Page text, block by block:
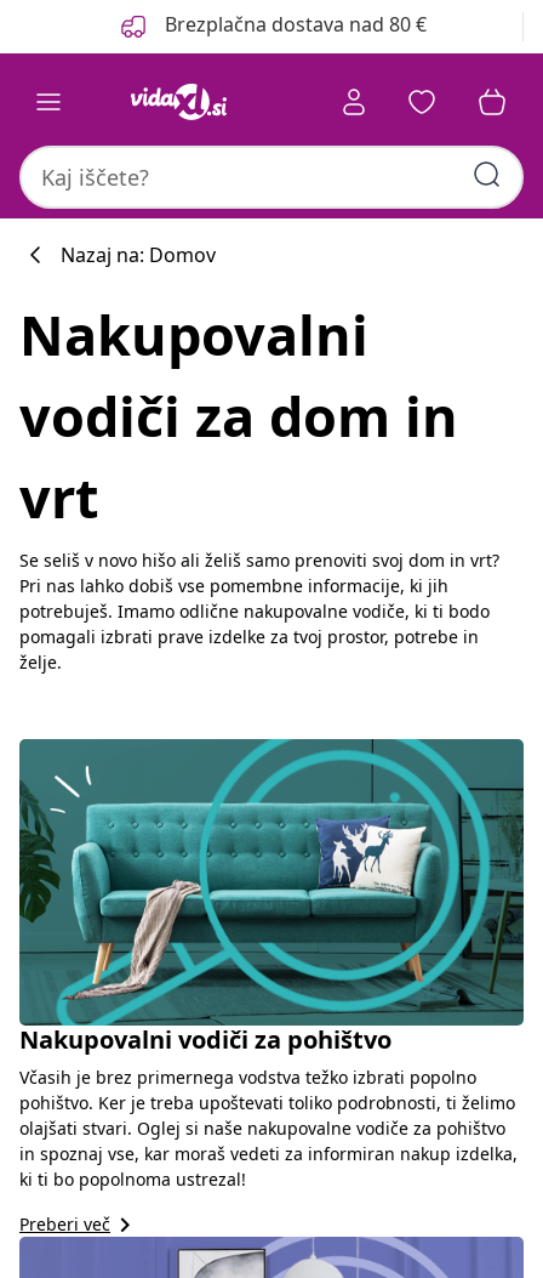
Brezplačna dostava nad 80 €
Nazaj na: Domov
Nakupovalni
vodiči za dom in
vrt
Se seliš v novo hišo ali želiš samo prenoviti svoj dom in vrt?
Pri nas lahko dobiš vse pomembne informacije, ki jih
potrebuješ. Imamo odlične nakupovalne vodiče, ki ti bodo
pomagali izbrati prave izdelke za tvoj prostor, potrebe in
želje.
Nakupovalni vodiči za pohištvo
Včasih je brez primernega vodstva težko izbrati popolno
pohištvo. Ker je treba upoštevati toliko podrobnosti, ti želimo
olajšati stvari. Oglej si naše nakupovalne vodiče za pohištvo
in spoznaj vse, kar moraš vedeti za informiran nakup izdelka,
ki ti bo popolnoma ustrezal!
Preberi več keyboard_arrow_right